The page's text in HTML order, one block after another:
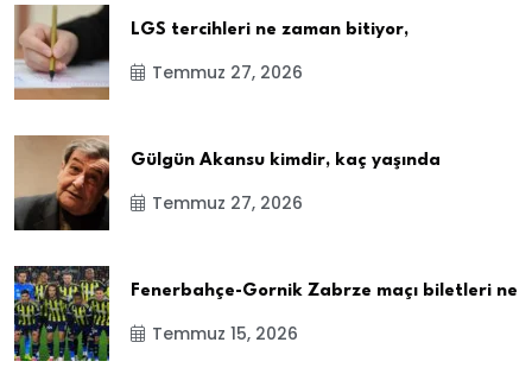
LGS tercihleri ne zaman bitiyor,
Temmuz 27, 2026
Gülgün Akansu kimdir, kaç yaşında
Temmuz 27, 2026
Fenerbahçe-Gornik Zabrze maçı biletleri ne
Temmuz 15, 2026